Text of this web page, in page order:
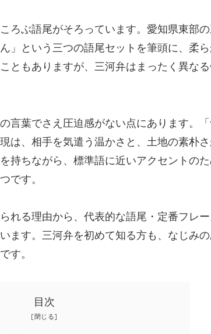
ろぶ語尾がそろっています。愛知県東部
」という三つの語尾セットを筆頭に、柔
ともありますが、三河弁はまったく異な
言葉でさえ圧迫感がない点にあります。「
は、相手を気遣う温かさと、土地の素朴
持ちながら、標準語に近いアクセントの
です。
れる理由から、代表的な語尾・定番フレ
ます。三河弁を初めて知る方も、なじみ
す。
目次